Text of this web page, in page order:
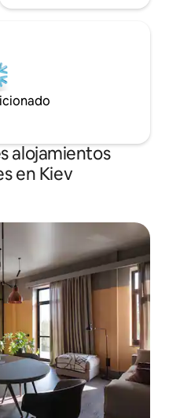
alojamientos
en Kiev